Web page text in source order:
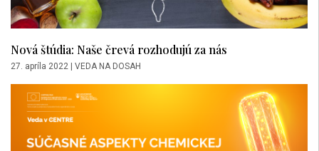
Nová štúdia: Naše črevá rozhodujú za nás
27. apríla 2022 VEDA NA DOSAH